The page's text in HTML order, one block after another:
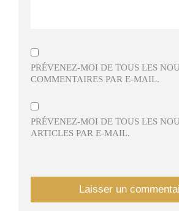
PRÉVENEZ-MOI DE TOUS LES
COMMENTAIRES PAR E-MAIL.
PRÉVENEZ-MOI DE TOUS LES
ARTICLES PAR E-MAIL.